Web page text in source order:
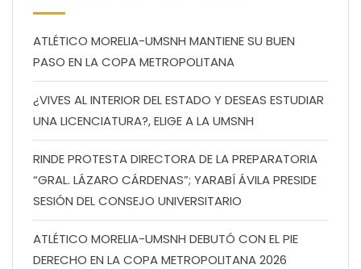
ATLÉTICO MORELIA-UMSNH MANTIENE SU BUEN
PASO EN LA COPA METROPOLITANA
¿VIVES AL INTERIOR DEL ESTADO Y DESEAS ESTUDIAR
UNA LICENCIATURA?, ELIGE A LA UMSNH
RINDE PROTESTA DIRECTORA DE LA PREPARATORIA
“GRAL. LÁZARO CÁRDENAS”; YARABÍ ÁVILA PRESIDE
SESIÓN DEL CONSEJO UNIVERSITARIO
ATLÉTICO MORELIA-UMSNH DEBUTÓ CON EL PIE
DERECHO EN LA COPA METROPOLITANA 2026